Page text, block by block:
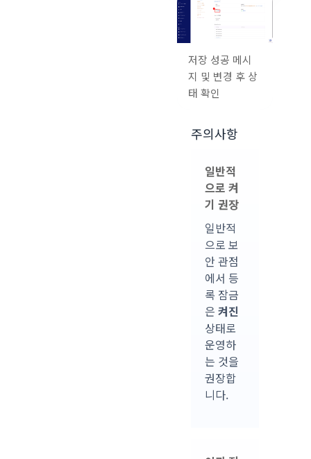
저장 성공 메시
지 및 변경 후 상
태 확인
주의사항
일반적
으로 켜
기 권장
일반적
으로 보
안 관점
에서 등
록 잠금
은켜진
상태로
운영하
는 것을
권장합
니다.